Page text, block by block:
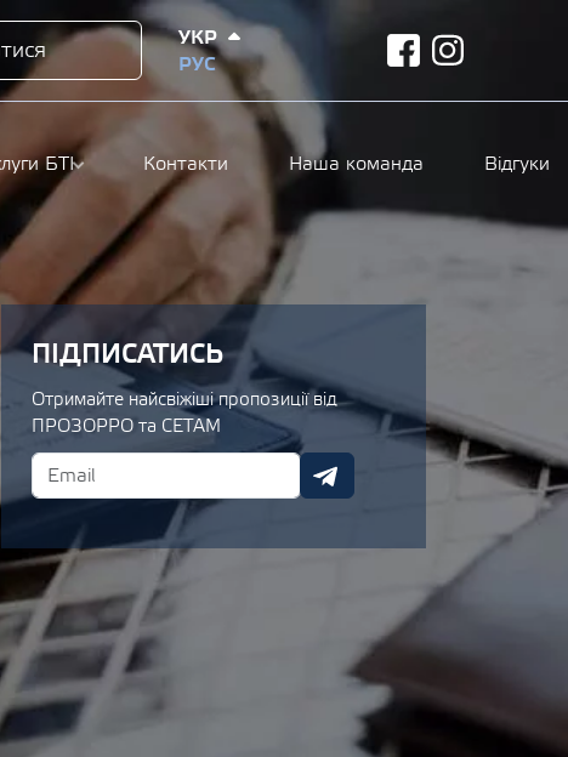
УКР
РУС
facebook
БТІ Контакти Наша команда Відгуки
ПІДПИСАТИСЬ
Отримайте найсвіжіші пропозиції від
ПРОЗОРРО та СЕТАМ